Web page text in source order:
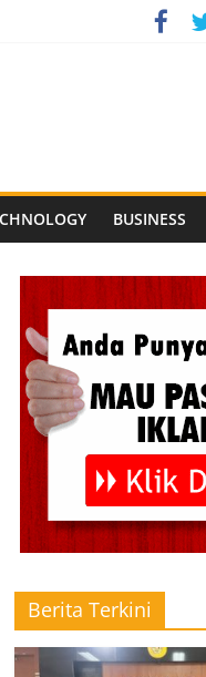
XI 2026
BUSINESS
Berita Terkini